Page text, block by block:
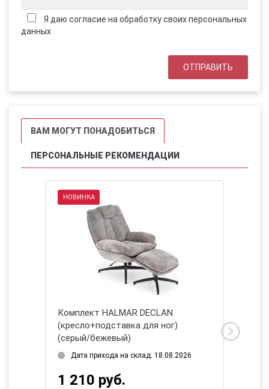
Я даю согласие на обработку своих персональных
данных
ВАМ МОГУТ ПОНАДОБИТЬСЯ
ПЕРСОНАЛЬНЫЕ РЕКОМЕНДАЦИИ
НОВИНКА
Комплект HALMAR DECLAN
(кресло+подставка для ног)
(серый/бежевый)
Дата прихода на склад: 18.08.2026
1 210 руб.